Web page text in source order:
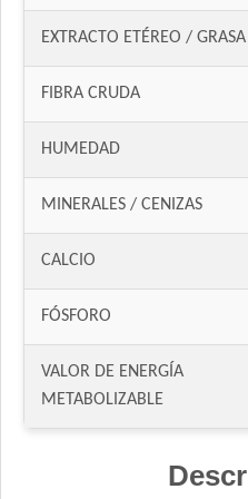
Excellent Perro Adulto con
Excellent Perro Adulto de
Fawna Perro Adulto Light
Fawna Perro Adulto Mordida
Gooster Prros Adultos de Razas
HOP! Perro Adulto Pequeño
Handler Perro Adulto de Raza
Inﬁnity Perro Adulto de Raza
Iron Pet Premium Perro
Keiko Perro Adulto de Raza
EXTRACTO ETÉREO / GRASA
FIBRA CRUDA
HUMEDAD
MINERALES / CENIZAS
CALCIO
FÓSFORO
VALOR DE ENERGÍA
METABOLIZABLE